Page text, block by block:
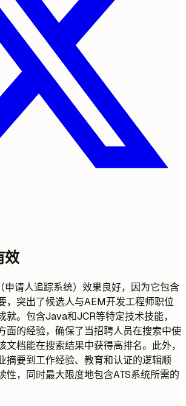
效
申请人追踪系统）效果良好，因为它包含
，突出了候选人与AEM开发工程师职位
就。包含Java和JCR等特定技术技能，
面的经验，确保了当招聘人员在搜索中使
文档能在搜索结果中获得高排名。此外，
摘要到工作经验、教育和认证的逻辑顺
性，同时最大限度地包含ATS系统所需的